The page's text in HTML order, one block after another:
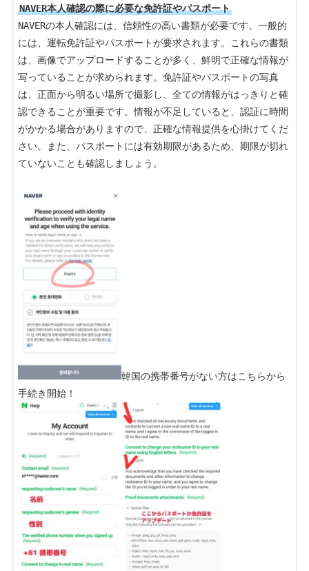
NAVER本人確認の際に必要な免許証やパスポート
NAVERの本人確認には、信頼性の高い書類が必要です。一般的
には、運転免許証やパスポートが要求されます。これらの書類
は、画像でアップロードすることが多く、鮮明で正確な情報が
写っていることが求められます。免許証やパスポートの写真
は、正面から明るい場所で撮影し、全ての情報がはっきりと確
認できることが重要です。情報が不足していると、認証に時間
がかかる場合がありますので、正確な情報提供を心掛けてくだ
さい。また、パスポートには有効期限があるため、期限が切れ
ていないことも確認しましょう。
韓国の携帯番号がない方はこちらから